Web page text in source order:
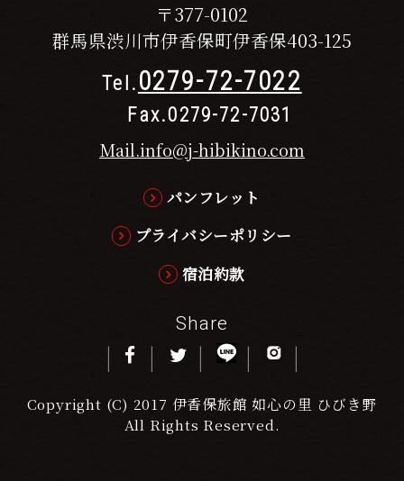
〒377-0102
群馬県渋川市伊香保町伊香保403-125
Tel. 0279-72-7022
Fax.0279-72-7031
Mail.info@j-hibikino.com
パンフレット
プライバシーポリシー
宿泊約款
Share
Copyright (C) 2017 伊香保旅館 如心の里 ひびき野
All Rights Reserved.